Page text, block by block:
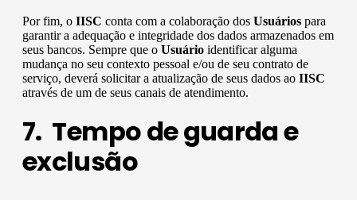
Por fim, o IISC conta com a colaboração dos Usuários para
garantir a adequação e integridade dos dados armazenados em
seus bancos. Sempre que o Usuário identificar alguma
mudança no seu contexto pessoal e/ou de seu contrato de
serviço, deverá solicitar a atualização de seus dados ao IISC
através de um de seus canais de atendimento.
7. Tempo de guarda e
exclusão